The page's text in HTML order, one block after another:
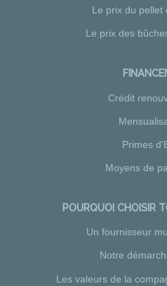
Le prix du pellet
Le prix des
Crédit
Primes
Moyens de
POURQUOI CHOISIR
Un fournisseur
Notre
Les valeurs de la